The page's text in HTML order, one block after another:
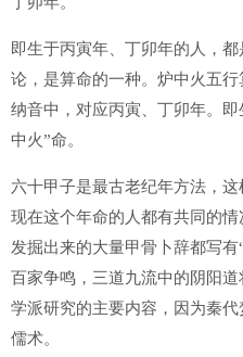
即生于丙寅年、丁卯年的人，
论，是算命的一种。炉中火五
纳音中，对应丙寅、丁卯年。
中火”命。
六十甲子是最古老纪年方法，
现在这个年命的人都有共同的
发掘出来的大量甲骨卜辞都写
百家争鸣，三道九流中的阴阳
学派研究的主要内容，因为秦
儒术。